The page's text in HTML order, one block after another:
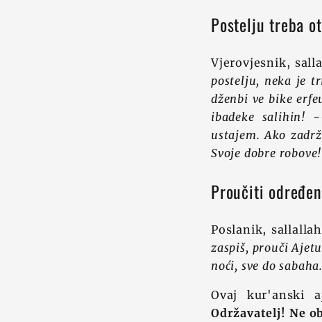
Postelju treba
Vjerovjesnik,
postelju, neka je
dženbi ve bike
ibadeke salihin!
ustajem. Ako
Svoje dobre
Proučiti
Poslanik,
zaspiš, prouči
noći, sve do
Ovaj kur'anski
Održavatelj! Ne